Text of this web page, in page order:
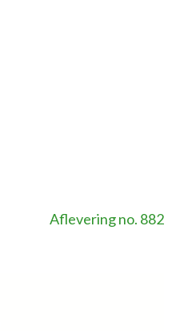
Aflevering no. 882